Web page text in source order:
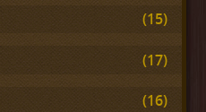
(15)
(17)
(16)